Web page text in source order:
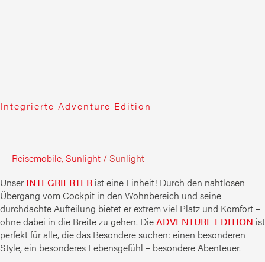
Integrierte Adventure Edition
Reisemobile, Sunlight / Sunlight
Unser INTEGRIERTER ist eine Einheit! Durch den nahtlosen
Übergang vom Cockpit in den Wohnbereich und seine
durchdachte Aufteilung bietet er extrem viel Platz und Komfort –
ohne dabei in die Breite zu gehen. DieADVENTURE EDITION ist
perfekt für alle, die das Besondere suchen: einen besonderen
Style, ein besonderes Lebensgefühl – besondere Abenteuer.